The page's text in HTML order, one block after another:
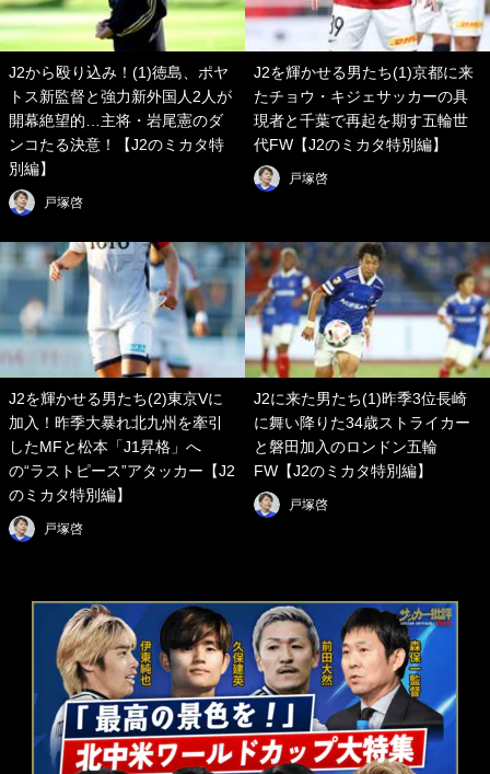
J2から殴り込み！(1)徳島、ポヤ
トス新監督と強力新外国人2人が
開幕絶望的…主将・岩尾憲のダ
ンコたる決意！【J2のミカタ特
別編】
戸塚啓
J2を輝かせる男たち(1)京都に来
たチョウ・キジェサッカーの具
現者と千葉で再起を期す五輪世
代FW【J2のミカタ特別編】
戸塚啓
J2を輝かせる男たち(2)東京Vに
加入！昨季大暴れ北九州を牽引
したMFと松本「J1昇格」へ
の“ラストピース”アタッカー【J2
のミカタ特別編】
戸塚啓
J2に来た男たち(1)昨季3位長崎
に舞い降りた34歳ストライカー
と磐田加入のロンドン五輪
FW【J2のミカタ特別編】
戸塚啓